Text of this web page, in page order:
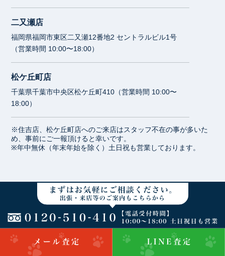
二又瀬店
福岡県福岡市東区二又瀬12番地2 セントラルビル1号
（営業時間 10:00〜18:00）
松ケ丘町店
千葉県千葉市中央区松ケ丘町410（営業時間 10:00〜
18:00）
※住吉店、松ケ丘町店へのご来店はスタッフ不在の事が多いた
め、事前にご一報頂けると幸いです。
※年中無休（年末年始を除く）土日祝も営業しております。
お電話での買取依頼は
0120-510-410